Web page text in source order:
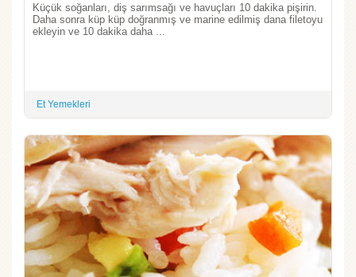
Küçük soğanları, diş sarımsağı ve havuçları 10 dakika pişirin.
Daha sonra küp küp doğranmış ve marine edilmiş dana filetoyu
ekleyin ve 10 dakika daha ...
Et Yemekleri